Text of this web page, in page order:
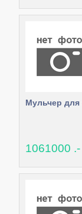
Мульчер для
1061000 .-